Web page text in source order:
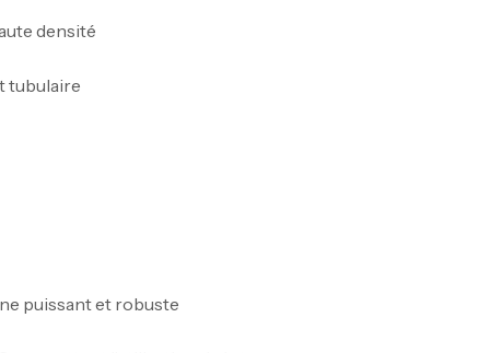
densité
tubulaire
puissant et robuste